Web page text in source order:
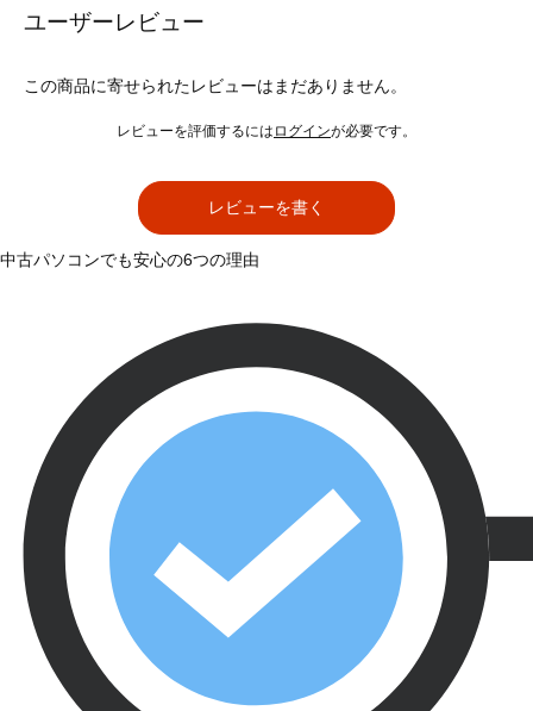
ユーザーレビュー
この商品に寄せられたレビューはまだありません。
レビューを評価するには ログインが必要です。
レビューを書く
中古パソコンでも安心の6つの理由